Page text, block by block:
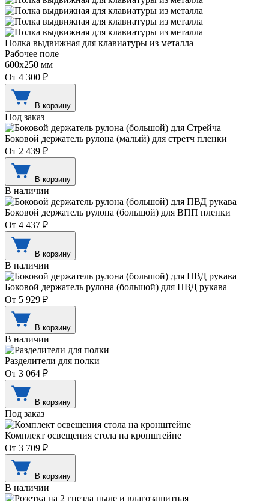
Полка выдвижная для клавиатуры из металла
Рабочее поле
600х250 мм
От 4 300 ₽
В корзину
Под заказ
Боковой держатель рулона (малый) для стретч пленки
От 2 439 ₽
В корзину
В наличии
Боковой держатель рулона (большой) для ВПП пленки
От 4 437 ₽
В корзину
В наличии
Боковой держатель рулона (большой) для ПВД рукава
От 5 929 ₽
В корзину
В наличии
Разделители для полки
От 3 064 ₽
В корзину
Под заказ
Комплект освещения стола на кронштейне
От 3 709 ₽
В корзину
В наличии